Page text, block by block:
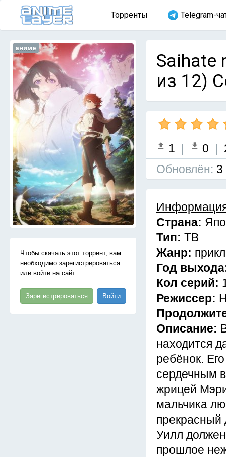
Торренты Telegram-
аниме
Чтобы скачать этот торрент, вам
необходимо зарегистрироваться
или войти на сайт
Зарегистрироваться Войти
Saihate
из 12)
1 | 0 |
Обновлён: 3
Страна:
Тип: ТВ
Жанр:
Год
Кол серий:
Режиссер:
Описание:
находится
ребёнок.
сердечным
жрицей
мальчика
прекрасный
Уилл
прошлое